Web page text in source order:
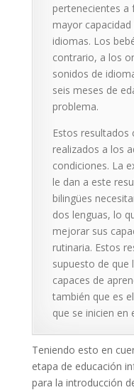
pertenecientes a
mayor
idiomas. Los
contrario, a los
sonidos de
seis meses de
problema.
Estos resultados
realizados a los
condiciones. La
le dan a este
bilingües
dos lenguas, lo
mejorar sus
rutinaria. Estos
supuesto de que
capaces de
también que es
que se inicien en
Teniendo esto en
etapa de educación
para la introducción